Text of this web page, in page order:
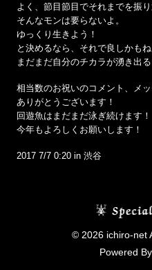
よく、節目節目でそれまでを振り
そんなモンは要らないよ。
ゆっくり生きよう！
と決めるなら、それで良しかもね
まだまだ自分のチカラが湧き出
相当数のお祝いのコメント、メ
ありがとうございます！
回遊魚はまだまだ泳ぎ続けます！
今年もよろしくお願いします！
2017 7/7 0:20 in 渋谷
© 2026 ichiro-net
Powered